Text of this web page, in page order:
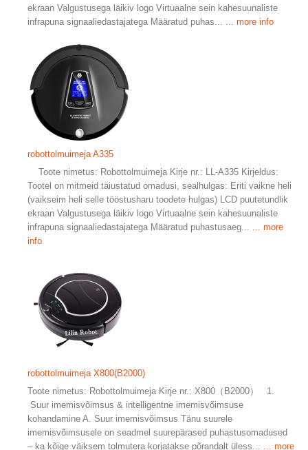
ekraan Valgustusega läikiv logo Virtuaalne sein kahesuunaliste
infrapuna signaaliedastajatega Määratud puhas...
... more info
robottolmuimeja A335
Toote nimetus: Robottolmuimeja Kirje nr.: LL-A335 Kirjeldus:
Tootel on mitmeid täiustatud omadusi, sealhulgas: Eriti vaikne heli
(vaikseim heli selle tööstusharu toodete hulgas) LCD puutetundlik
ekraan Valgustusega läikiv logo Virtuaalne sein kahesuunaliste
infrapuna signaaliedastajatega Määratud puhastusaeg...
... more
info
robottolmuimeja X800(B2000)
Toote nimetus: Robottolmuimeja Kirje nr.: X800（B2000） 1.
Suur imemisvõimsus & intelligentne imemisvõimsuse
kohandamine A. Suur imemisvõimsus Tänu suurele
imemisvõimsusele on seadmel suurepärased puhastusomadused
– ka kõige väiksem tolmutera korjatakse põrandalt üless...
... more